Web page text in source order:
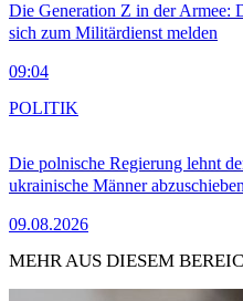
Die Generation Z in der Armee:
sich zum Militärdienst melden
09:04
Die polnische Regierung lehnt
ukrainische Männer abzuschieben
09.08.2026
POLITIK
MEHR AUS DIESEM